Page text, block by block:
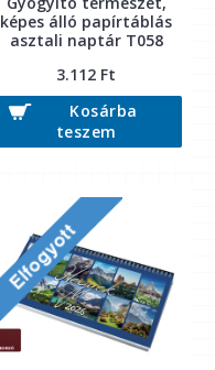
képes álló papírtáblás
asztali naptár T058
3.112 Ft
Kosárba
teszem